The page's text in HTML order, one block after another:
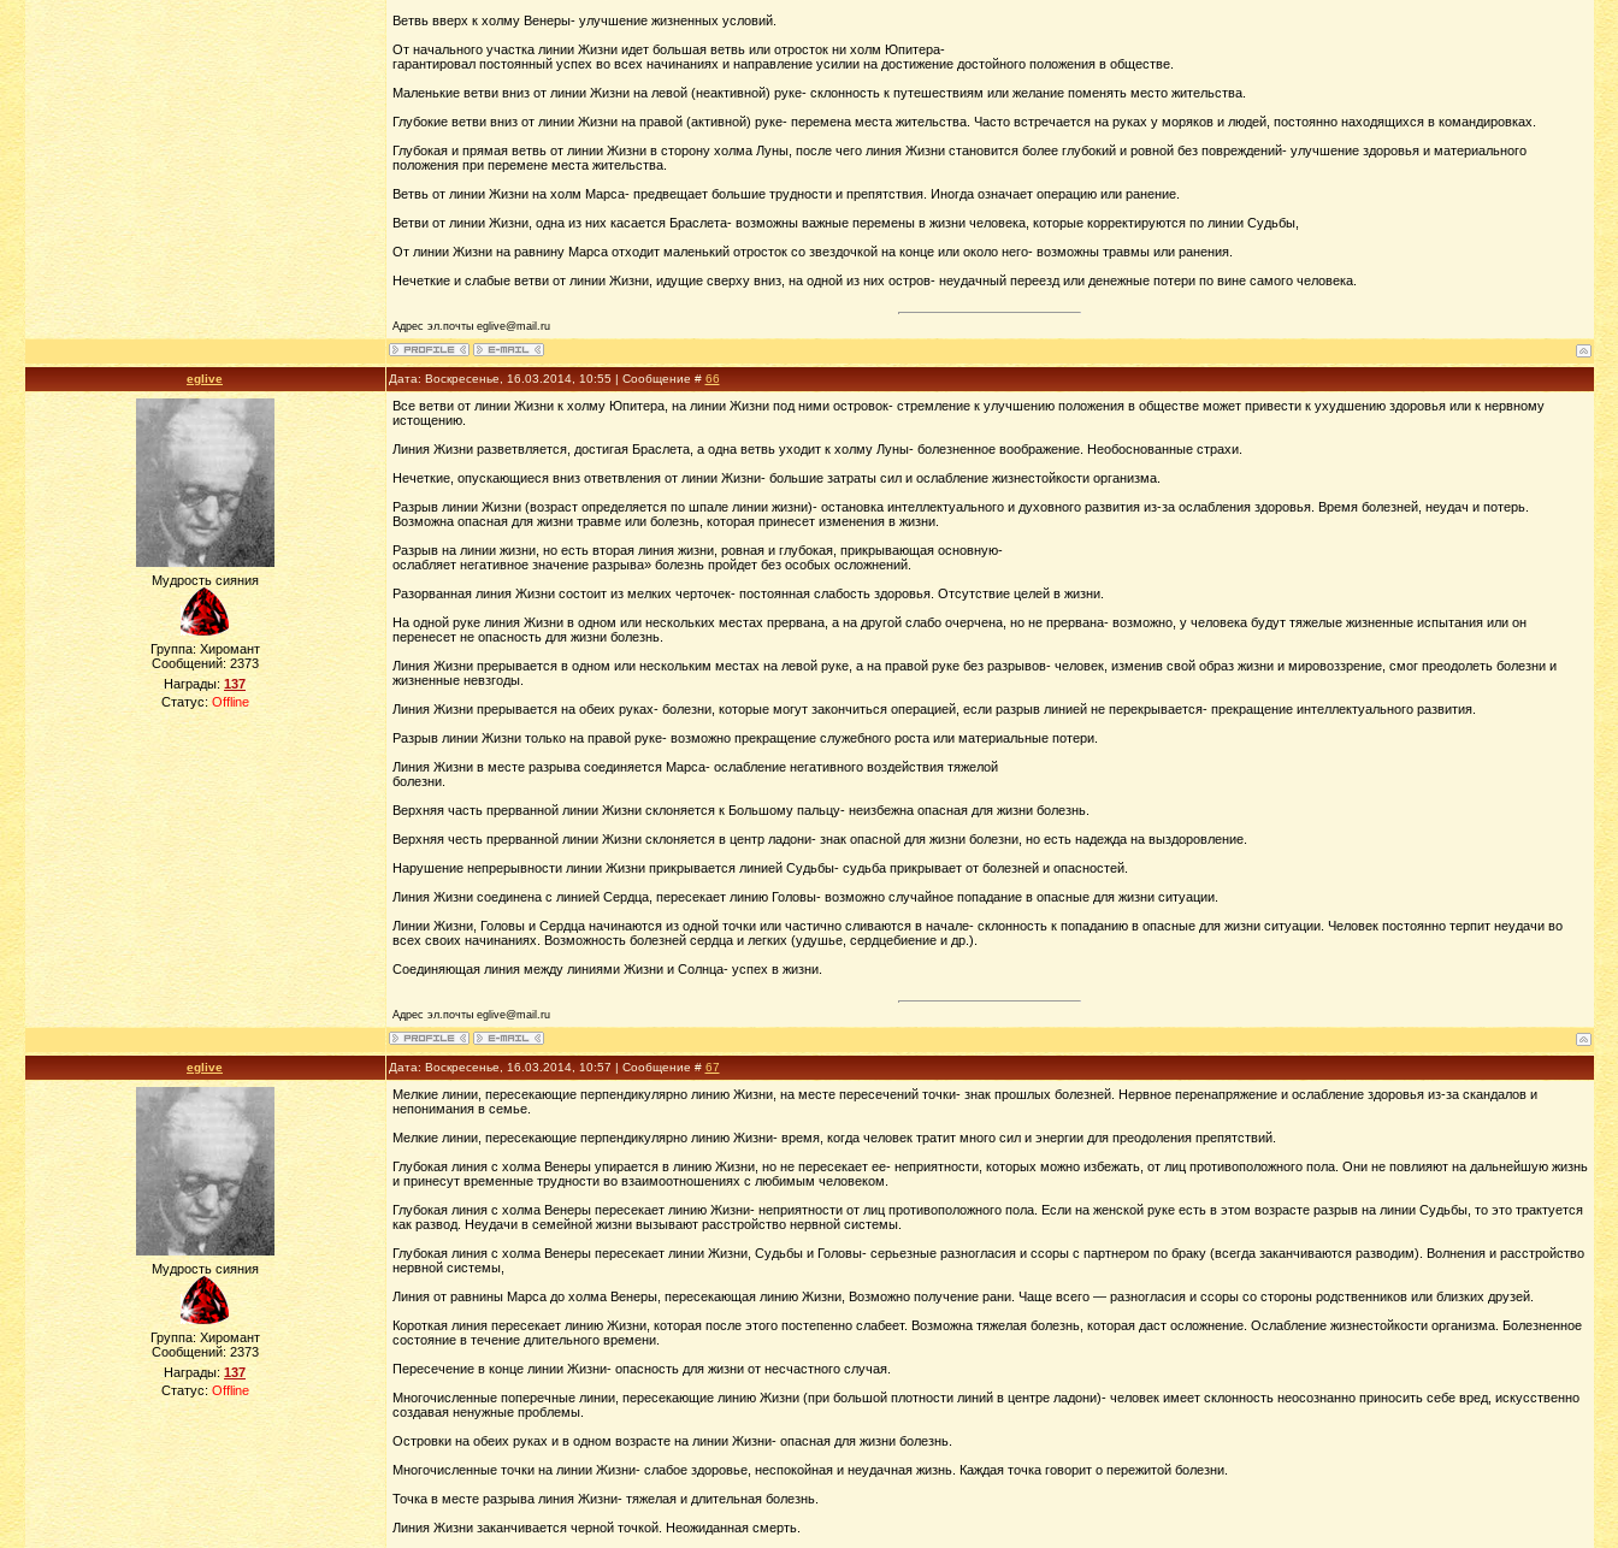
Ветвь вверх к холму Венеры- улучшение жизненных условий.
От начального участка линии Жизни идет большая ветвь или отросток ни холм Юпитера-
гарантировал постоянный успех во всех начинаниях и направление усилии на достижение достойного положения в обществе.
Маленькие ветви вниз от линии Жизни на левой (неактивной) руке- склонность к путешествиям или желание поменять место жительства.
Глубокие ветви вниз от линии Жизни на правой (активной) руке- перемена места жительства. Часто встречается на руках у моряков и людей, постоянно находящихся в командировках.
Глубокая и прямая ветвь от линии Жизни в сторону холма Луны, после чего линия Жизни становится более глубокий и ровной без повреждений- улучшение здоровья и материального
положения при перемене места жительства.
Ветвь от линии Жизни на холм Марса- предвещает большие трудности и препятствия. Иногда означает операцию или ранение.
Ветви от линии Жизни, одна из них касается Браслета- возможны важные перемены в жизни человека, которые корректируются по линии Судьбы,
От линии Жизни на равнину Марса отходит маленький отросток со звездочкой на конце или около него- возможны травмы или ранения.
Нечеткие и слабые ветви от линии Жизни, идущие сверху вниз, на одной из них остров- неудачный переезд или денежные потери по вине самого человека.
Адрес эл.почты eglive@mail.ru
eglive Дата: Воскресенье, 16.03.2014, 10:55 | Сообщение # 66
Мудрость сияния
Группа: Хиромант
Сообщений: 2373
Награды: 137
Статус: Offline
Все ветви от линии Жизни к холму Юпитера, на линии Жизни под ними островок- стремление к улучшению положения в обществе может привести к ухудшению здоровья или к нервному
истощению.
Линия Жизни разветвляется, достигая Браслета, а одна ветвь уходит к холму Луны- болезненное воображение. Необоснованные страхи.
Нечеткие, опускающиеся вниз ответвления от линии Жизни- большие затраты сил и ослабление жизнестойкости организма.
Разрыв линии Жизни (возраст определяется по шпале линии жизни)- остановка интеллектуального и духовного развития из-за ослабления здоровья. Время болезней, неудач и потерь.
Возможна опасная для жизни травме или болезнь, которая принесет изменения в жизни.
Разрыв на линии жизни, но есть вторая линия жизни, ровная и глубокая, прикрывающая основную-
ослабляет негативное значение разрыва» болезнь пройдет без особых осложнений.
Разорванная линия Жизни состоит из мелких черточек- постоянная слабость здоровья. Отсутствие целей в жизни.
На одной руке линия Жизни в одном или нескольких местах прервана, а на другой слабо очерчена, но не прервана- возможно, у человека будут тяжелые жизненные испытания или он
перенесет не опасность для жизни болезнь.
Линия Жизни прерывается в одном или нескольким местах на левой руке, а на правой руке без разрывов- человек, изменив свой образ жизни и мировоззрение, смог преодолеть болезни и
жизненные невзгоды.
Линия Жизни прерывается на обеих руках- болезни, которые могут закончиться операцией, если разрыв линией не перекрывается- прекращение интеллектуального развития.
Разрыв линии Жизни только на правой руке- возможно прекращение служебного роста или материальные потери.
Линия Жизни в месте разрыва соединяется Марса- ослабление негативного воздействия тяжелой
болезни.
Верхняя часть прерванной линии Жизни склоняется к Большому пальцу- неизбежна опасная для жизни болезнь.
Верхняя честь прерванной линии Жизни склоняется в центр ладони- знак опасной для жизни болезни, но есть надежда на выздоровление.
Нарушение непрерывности линии Жизни прикрывается линией Судьбы- судьба прикрывает от болезней и опасностей.
Линия Жизни соединена с линией Сердца, пересекает линию Головы- возможно случайное попадание в опасные для жизни ситуации.
Линии Жизни, Головы и Сердца начинаются из одной точки или частично сливаются в начале- склонность к попаданию в опасные для жизни ситуации. Человек постоянно терпит неудачи во
всех своих начинаниях. Возможность болезней сердца и легких (удушье, сердцебиение и др.).
Соединяющая линия между линиями Жизни и Солнца- успех в жизни.
Адрес эл.почты eglive@mail.ru
eglive Дата: Воскресенье, 16.03.2014, 10:57 | Сообщение # 67
Мудрость сияния
Группа: Хиромант
Сообщений: 2373
Награды: 137
Статус: Offline
Мелкие линии, пересекающие перпендикулярно линию Жизни, на месте пересечений точки- знак прошлых болезней. Нервное перенапряжение и ослабление здоровья из-за скандалов и
непонимания в семье.
Мелкие линии, пересекающие перпендикулярно линию Жизни- время, когда человек тратит много сил и энергии для преодоления препятствий.
Глубокая линия с холма Венеры упирается в линию Жизни, но не пересекает ее- неприятности, которых можно избежать, от лиц противоположного пола. Они не повлияют на дальнейшую жизнь
и принесут временные трудности во взаимоотношениях с любимым человеком.
Глубокая линия с холма Венеры пересекает линию Жизни- неприятности от лиц противоположного пола. Если на женской руке есть в этом возрасте разрыв на линии Судьбы, то это трактуется
как развод. Неудачи в семейной жизни вызывают расстройство нервной системы.
Глубокая линия с холма Beнеры пересекает линии Жизни, Судьбы и Головы- серьезные разногласия и ссоры с партнером по браку (всегда заканчиваются разводим). Волнения и расстройство
нервной системы,
Линия от равнины Марса до холма Венеры, пересекающая линию Жизни, Возможно получение рани. Чаще всего — разногласия и ссоры со стороны родственников или близких друзей.
Короткая линия пересекает линию Жизни, которая после этого постепенно слабеет. Возможна тяжелая болезнь, которая даст осложнение. Ослабление жизнестойкости организма. Болезненное
состояние в течение длительного времени.
Пересечение в конце линии Жизни- опасность для жизни от несчастного случая.
Многочисленные поперечные линии, пересекающие линию Жизни (при большой плотности линий в центре ладони)- человек имеет склонность неосознанно приносить себе вред, искусственно
создавая ненужные проблемы.
Островки на обеих руках и в одном возрасте на линии Жизни- опасная для жизни болезнь.
Многочисленные точки на линии Жизни- слабое здоровье, неспокойная и неудачная жизнь. Каждая точка говорит о пережитой болезни.
Точка в месте разрыва линия Жизни- тяжелая и длительная болезнь.
Линия Жизни заканчивается черной точкой. Неожиданная смерть.